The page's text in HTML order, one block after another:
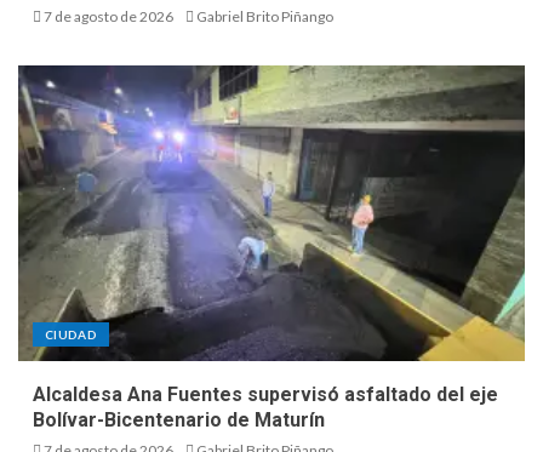
7 de agosto de 2026 Gabriel Brito Piñango
CIUDAD
Alcaldesa Ana Fuentes supervisó asfaltado del eje
Bolívar-Bicentenario de Maturín